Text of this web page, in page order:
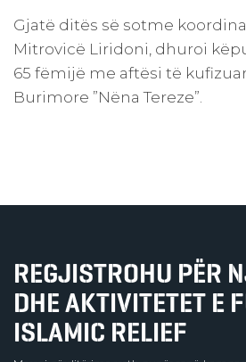
Gjatë ditës së sotme
Mitrovicë Liridoni, dhuroi
65 fëmijë me aftësi të
Burimore ”Nëna Tereze”.
REGJISTROHU PËR
DHE AKTIVITETET E
ISLAMIC RELIEF